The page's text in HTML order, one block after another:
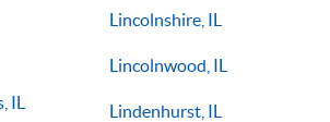
IL
Lincolnshire, IL
Lincolnwood, IL
Lindenhurst, IL